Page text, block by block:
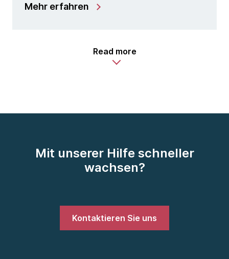
Mehr erfahren
Read more
Mit unserer Hilfe schneller
wachsen?
Kontaktieren Sie uns